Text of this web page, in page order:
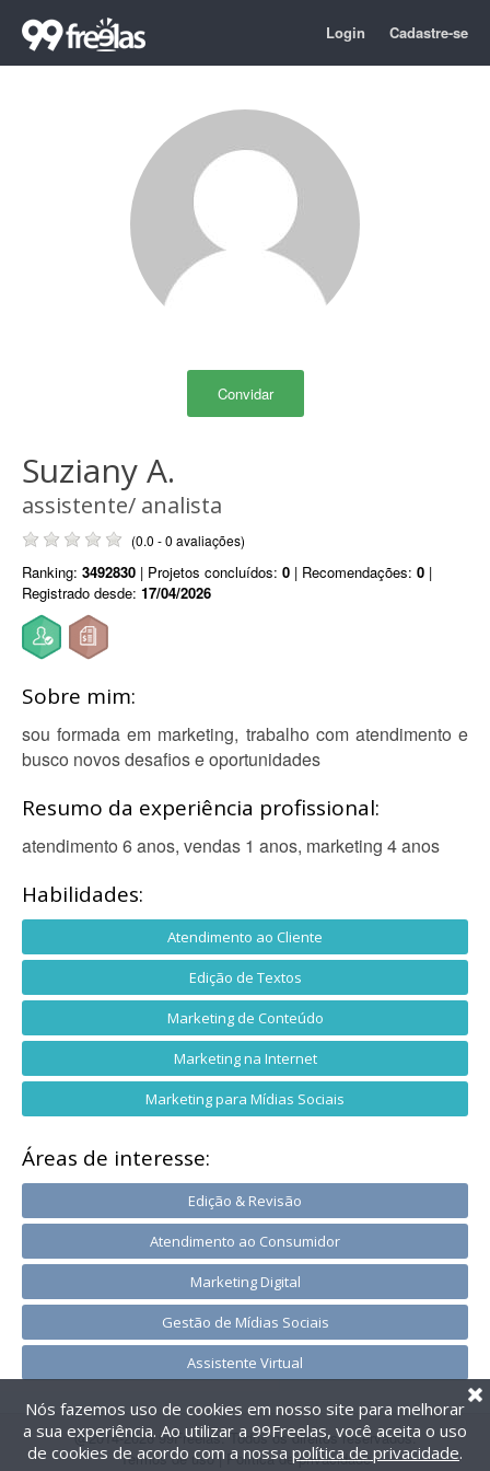
Login Cadastre-se
Convidar
Suziany A.
assistente/ analista
(0.0 - 0 avaliações)
Ranking: 3492830 | Projetos concluídos: 0 | Recomendações: 0 |
Registrado desde: 17/04/2026
Sobre mim:
sou formada em marketing, trabalho com atendimento e
busco novos desafios e oportunidades
Resumo da experiência profissional:
atendimento 6 anos, vendas 1 anos, marketing 4 anos
Habilidades:
Atendimento ao Cliente
Edição de Textos
Marketing de Conteúdo
Marketing na Internet
Marketing para Mídias Sociais
Áreas de interesse:
Edição & Revisão
Atendimento ao Consumidor
Marketing Digital
Gestão de Mídias Sociais
Assistente Virtual
@2014-2026 99Freelas. Todos os direitos reservados.
Termos de uso| Política de privacidade
Nós fazemos uso de cookies em nosso site para melhorar
a sua experiência. Ao utilizar a 99Freelas, você aceita o uso
de cookies de acordo com a nossa política de privacidade.